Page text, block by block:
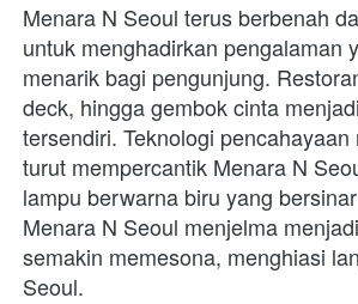
Menara N Seoul terus berbenah
untuk menghadirkan pengalaman
menarik bagi pengunjung.
deck, hingga gembok cinta
tersendiri. Teknologi
turut mempercantik Menara N
lampu berwarna biru yang
Menara N Seoul menjelma
semakin memesona, menghiasi
Seoul.